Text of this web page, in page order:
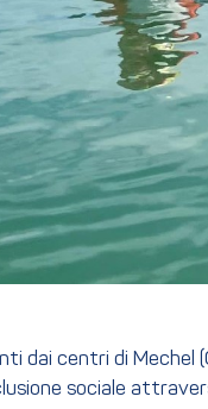
dai centri di Mechel
sociale